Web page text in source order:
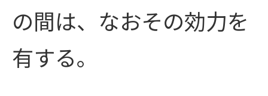
の間は、なおその効力を
有する。